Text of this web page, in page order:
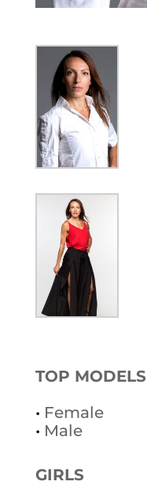
TOP MODELS
• Female
• Male
GIRLS